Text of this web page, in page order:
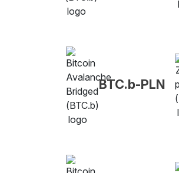
BTC.b-PLN